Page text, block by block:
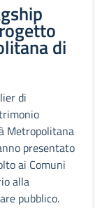
di
di
Metropolitana
presentato
ai Comuni
alla
pubblico.